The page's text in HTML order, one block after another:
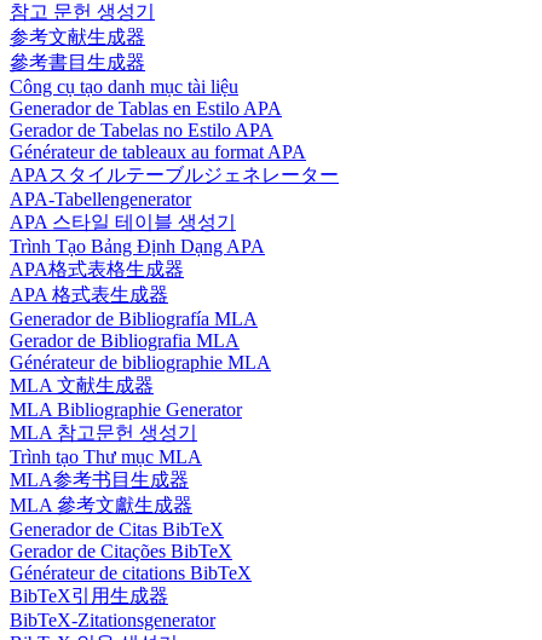
참고 문헌 생성기
参考文献生成器
參考書目生成器
Công cụ tạo danh mục tài liệu
Generador de Tablas en Estilo APA
Gerador de Tabelas no Estilo APA
Générateur de tableaux au format APA
APAスタイルテーブルジェネレーター
APA-Tabellengenerator
APA 스타일 테이블 생성기
Trình Tạo Bảng Định Dạng APA
APA格式表格生成器
APA 格式表生成器
Generador de Bibliografía MLA
Gerador de Bibliografia MLA
Générateur de bibliographie MLA
MLA 文献生成器
MLA Bibliographie Generator
MLA 참고문헌 생성기
Trình tạo Thư mục MLA
MLA参考书目生成器
MLA 參考文獻生成器
Generador de Citas BibTeX
Gerador de Citações BibTeX
Générateur de citations BibTeX
BibTeX引用生成器
BibTeX-Zitationsgenerator